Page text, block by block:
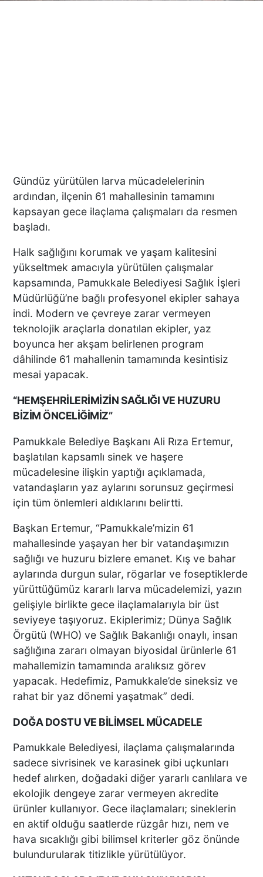
Gündüz yürütülen larva mücadelelerinin
ardından, ilçenin 61 mahallesinin tamamını
kapsayan gece ilaçlama çalışmaları da resmen
başladı.
Halk sağlığını korumak ve yaşam kalitesini
yükseltmek amacıyla yürütülen çalışmalar
kapsamında, Pamukkale Belediyesi Sağlık İşleri
Müdürlüğü’ne bağlı profesyonel ekipler sahaya
indi. Modern ve çevreye zarar vermeyen
teknolojik araçlarla donatılan ekipler, yaz
boyunca her akşam belirlenen program
dâhilinde 61 mahallenin tamamında kesintisiz
mesai yapacak.
“HEMŞEHRİLERİMİZİN SAĞLIĞI VE HUZURU
BİZİM ÖNCELİĞİMİZ”
Pamukkale Belediye Başkanı Ali Rıza Ertemur,
başlatılan kapsamlı sinek ve haşere
mücadelesine ilişkin yaptığı açıklamada,
vatandaşların yaz aylarını sorunsuz geçirmesi
için tüm önlemleri aldıklarını belirtti.
Başkan Ertemur, “Pamukkale’mizin 61
mahallesinde yaşayan her bir vatandaşımızın
sağlığı ve huzuru bizlere emanet. Kış ve bahar
aylarında durgun sular, rögarlar ve foseptiklerde
yürüttüğümüz kararlı larva mücadelemizi, yazın
gelişiyle birlikte gece ilaçlamalarıyla bir üst
seviyeye taşıyoruz. Ekiplerimiz; Dünya Sağlık
Örgütü (WHO) ve Sağlık Bakanlığı onaylı, insan
sağlığına zararı olmayan biyosidal ürünlerle 61
mahallemizin tamamında aralıksız görev
yapacak. Hedefimiz, Pamukkale’de sineksiz ve
rahat bir yaz dönemi yaşatmak” dedi.
DOĞA DOSTU VE BİLİMSEL MÜCADELE
Pamukkale Belediyesi, ilaçlama çalışmalarında
sadece sivrisinek ve karasinek gibi uçkunları
hedef alırken, doğadaki diğer yararlı canlılara ve
ekolojik dengeye zarar vermeyen akredite
ürünler kullanıyor. Gece ilaçlamaları; sineklerin
en aktif olduğu saatlerde rüzgâr hızı, nem ve
hava sıcaklığı gibi bilimsel kriterler göz önünde
bulundurularak titizlikle yürütülüyor.